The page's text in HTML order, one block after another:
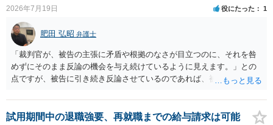
2026年7月19日 役にたった 1
肥田 弘昭 弁護士
「裁判官が、被告の主張に矛盾や根拠のなさが目立つのに、それを咎
めずにそのまま反論の機会を与え続けているように見えます。」との
点ですが、被告に引き続き反論させているのであれば、被告の主張が
くしている場合があります。被告がこれ以上ありませんと言えば終わ
るかと思います。ご参考にしてください。
試用期間中の退職強要、再就職までの給与請求は可能